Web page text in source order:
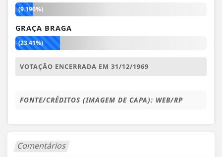
(9.190%)
GRAÇA BRAGA
(23.41%)
VOTAÇÃO ENCERRADA EM 31/12/1969
FONTE/CRÉDITOS (IMAGEM DE CAPA): WEB/RP
Comentários